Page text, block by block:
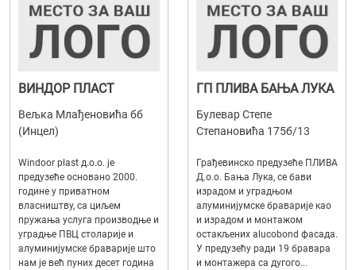
ВИНДОР ПЛАСТ
Вељка Млађеновића бб
(Инцел)
Windoor plast д.о.о. је
предузеће основано 2000.
године у приватном
власништву, са циљем
пружања услуга производње и
уградње ПВЦ столарије и
алуминијумске браварије што
нам је већ пуних десет година
ГП ПЛИВА БАЊА ЛУКА
Булевар Степе
Степановића 175б/13
Грађевинско предузеће ПЛИВА
Д.о.о. Бања Лука, се бави
израдом и уградњом
алуминијумске браварије као
и израдом и монтажом
остакљених alucobond фасада.
У предузећу ради 19 бравара
и монтажера са дугого...